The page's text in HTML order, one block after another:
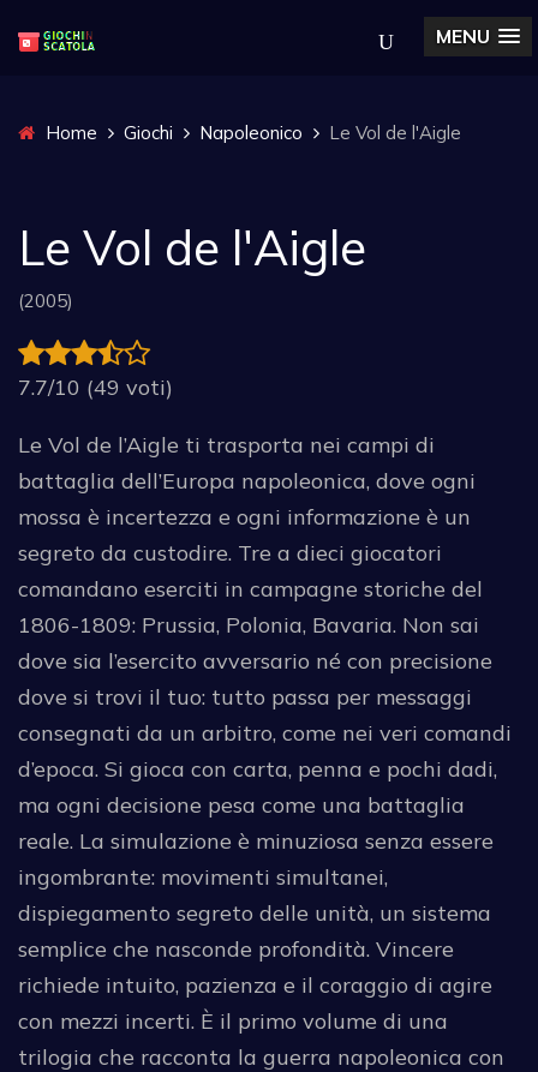
MENU
Home Giochi Napoleonico Le Vol de l'Aigle
Le Vol de l'Aigle
(2005)
7.7/10 (49 voti)
Le Vol de l’Aigle ti trasporta nei campi di
battaglia dell’Europa napoleonica, dove ogni
mossa è incertezza e ogni informazione è un
segreto da custodire. Tre a dieci giocatori
comandano eserciti in campagne storiche del
1806-1809: Prussia, Polonia, Bavaria. Non sai
dove sia l’esercito avversario né con precisione
dove si trovi il tuo: tutto passa per messaggi
consegnati da un arbitro, come nei veri comandi
d’epoca. Si gioca con carta, penna e pochi dadi,
ma ogni decisione pesa come una battaglia
reale. La simulazione è minuziosa senza essere
ingombrante: movimenti simultanei,
dispiegamento segreto delle unità, un sistema
semplice che nasconde profondità. Vincere
richiede intuito, pazienza e il coraggio di agire
con mezzi incerti. È il primo volume di una
trilogia che racconta la guerra napoleonica con